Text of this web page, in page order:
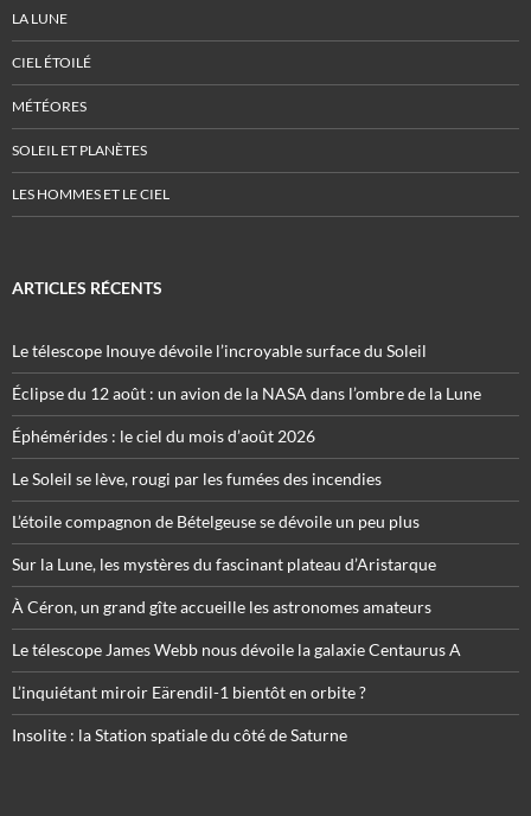
LA LUNE
CIEL ÉTOILÉ
MÉTÉORES
SOLEIL ET PLANÈTES
LES HOMMES ET LE CIEL
ARTICLES RÉCENTS
Le télescope Inouye dévoile l’incroyable surface du Soleil
Éclipse du 12 août : un avion de la NASA dans l’ombre de la Lune
Éphémérides : le ciel du mois d’août 2026
Le Soleil se lève, rougi par les fumées des incendies
L’étoile compagnon de Bételgeuse se dévoile un peu plus
Sur la Lune, les mystères du fascinant plateau d’Aristarque
À Céron, un grand gîte accueille les astronomes amateurs
Le télescope James Webb nous dévoile la galaxie Centaurus A
L’inquiétant miroir Eärendil-1 bientôt en orbite ?
Insolite : la Station spatiale du côté de Saturne